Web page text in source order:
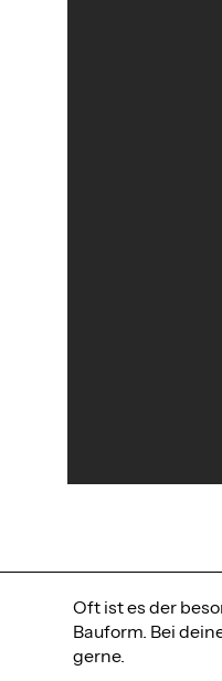
Oft ist es der
Bauform. Bei
gerne.